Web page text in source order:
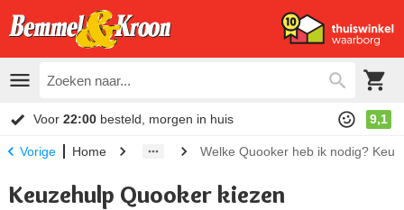
Voor 22:00 besteld, morgen in huis 9,1
Vorige Home Welke Quooker heb ik nodig?
Keuzehulp Quooker kiezen